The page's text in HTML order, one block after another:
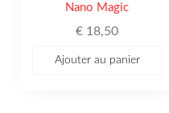
Nano Magic
€ 18,50
Ajouter au panier